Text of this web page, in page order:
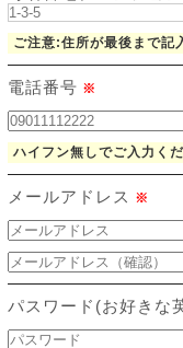
ご注意:住所が最後まで記
電話番号 ※
ハイフン無しでご入力くだ
メールアドレス ※
パスワード(お好きな